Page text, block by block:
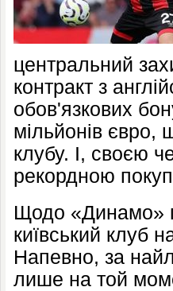
центральний
контракт з
обов'язкових
мільйонів євро,
клубу. І, своєю
рекордною
Щодо «Динамо»
київський клуб
Напевно, за
лише на той